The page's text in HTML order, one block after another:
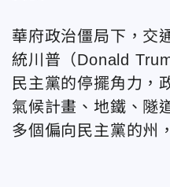
華府政治僵局下，交
統川普（Donald
民主黨的停擺角力，
氣候計畫、地鐵、隧
多個偏向民主黨的州